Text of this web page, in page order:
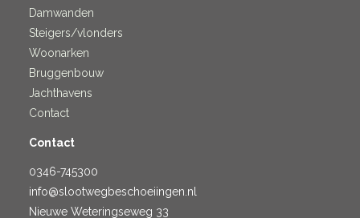
Damwanden
Steigers/vlonders
Woonarken
Bruggenbouw
Jachthavens
Contact
Contact
0346-745300
info@slootwegbeschoeiingen.nl
Nieuwe Weteringseweg 33